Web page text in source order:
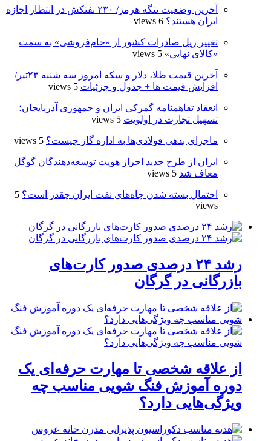
آخرین وضعیت تنگه هرمز/ ۲۳۰ نفتکش در انتظار اجازه
ایران هستند؟ 6 views
تغییر ریل صادرات کشور از «خام‌فروشی» به سمت
«کالای نهایی» 5 views
آخرین قیمت طلا، دلار و سکه امروز سه شنبه ۲۳تیر/
افزایش قیمت ها + جدول و جزئیات 5 views
انعقاد تفاهمنامه گمرکی ایران و جمهوری آذربایجان؛
تسهیل تجارت در اولویت 5 views
ماجرای بدهی فولادی‌ها به اداره گاز چیست؟ 5 views
ایران از طرح جدید احراز هویت توسعه‌دهندگان گوگل
معاف شد 5 views
احتمال بسته شدن چاه‌های نفت ایران چقدر است؟ 5
views
رشد ۲۴ درصدی صدور کارت‌های
بازرگانی در گرگان
از علاقه شخصی تا مهارت حرفه‌ای یک
دوره آموزش فنگ شویی مناسب چه
ویژگی‌هایی دارد؟